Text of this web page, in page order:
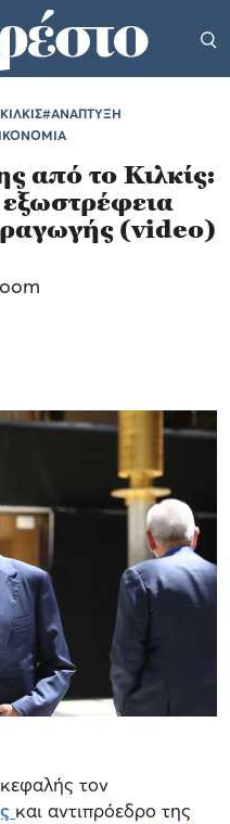
#ΑΝΑΠΤΥΞΗ
από το Κιλκίς:
(video)
τον
και αντιπρόεδρο της